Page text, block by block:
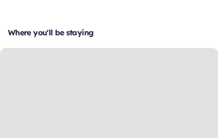
Where you'll be staying